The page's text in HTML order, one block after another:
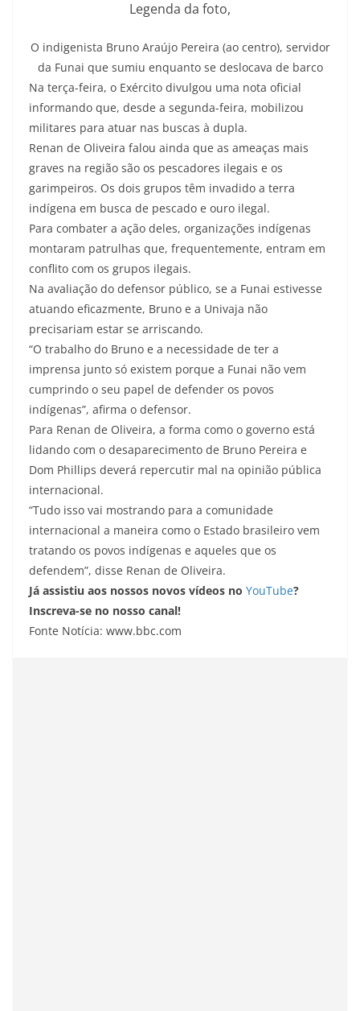
Legenda da foto,
O indigenista Bruno Araújo Pereira (ao centro), servidor
da Funai que sumiu enquanto se deslocava de barco
Na terça-feira, o Exército divulgou uma nota oficial
informando que, desde a segunda-feira, mobilizou
militares para atuar nas buscas à dupla.
Renan de Oliveira falou ainda que as ameaças mais
graves na região são os pescadores ilegais e os
garimpeiros. Os dois grupos têm invadido a terra
indígena em busca de pescado e ouro ilegal.
Para combater a ação deles, organizações indígenas
montaram patrulhas que, frequentemente, entram em
conflito com os grupos ilegais.
Na avaliação do defensor público, se a Funai estivesse
atuando eficazmente, Bruno e a Univaja não
precisariam estar se arriscando.
“O trabalho do Bruno e a necessidade de ter a
imprensa junto só existem porque a Funai não vem
cumprindo o seu papel de defender os povos
indígenas”, afirma o defensor.
Para Renan de Oliveira, a forma como o governo está
lidando com o desaparecimento de Bruno Pereira e
Dom Phillips deverá repercutir mal na opinião pública
internacional.
“Tudo isso vai mostrando para a comunidade
internacional a maneira como o Estado brasileiro vem
tratando os povos indígenas e aqueles que os
defendem”, disse Renan de Oliveira.
Já assistiu aos nossos novos vídeos no YouTube?
Inscreva-se no nosso canal!
Fonte Notícia: www.bbc.com